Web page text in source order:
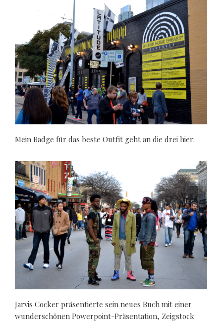
Mein Badge für das beste Outfit geht an die drei hier:
Jarvis Cocker präsentierte sein neues Buch mit einer
wunderschönen Powerpoint-Präsentation, Zeigstock